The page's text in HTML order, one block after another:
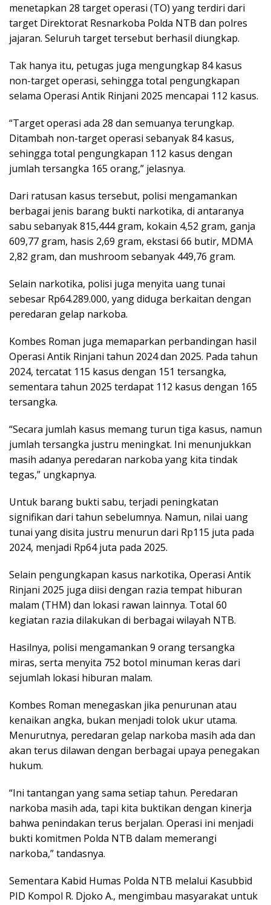
menetapkan 28 target operasi (TO) yang terdiri dari
target Direktorat Resnarkoba Polda NTB dan polres
jajaran. Seluruh target tersebut berhasil diungkap.
Tak hanya itu, petugas juga mengungkap 84 kasus
non-target operasi, sehingga total pengungkapan
selama Operasi Antik Rinjani 2025 mencapai 112 kasus.
“Target operasi ada 28 dan semuanya terungkap.
Ditambah non-target operasi sebanyak 84 kasus,
sehingga total pengungkapan 112 kasus dengan
jumlah tersangka 165 orang,” jelasnya.
Dari ratusan kasus tersebut, polisi mengamankan
berbagai jenis barang bukti narkotika, di antaranya
sabu sebanyak 815,444 gram, kokain 4,52 gram, ganja
609,77 gram, hasis 2,69 gram, ekstasi 66 butir, MDMA
2,82 gram, dan mushroom sebanyak 449,76 gram.
Selain narkotika, polisi juga menyita uang tunai
sebesar Rp64.289.000, yang diduga berkaitan dengan
peredaran gelap narkoba.
Kombes Roman juga memaparkan perbandingan hasil
Operasi Antik Rinjani tahun 2024 dan 2025. Pada tahun
2024, tercatat 115 kasus dengan 151 tersangka,
sementara tahun 2025 terdapat 112 kasus dengan 165
tersangka.
“Secara jumlah kasus memang turun tiga kasus, namun
jumlah tersangka justru meningkat. Ini menunjukkan
masih adanya peredaran narkoba yang kita tindak
tegas,” ungkapnya.
Untuk barang bukti sabu, terjadi peningkatan
signifikan dari tahun sebelumnya. Namun, nilai uang
tunai yang disita justru menurun dari Rp115 juta pada
2024, menjadi Rp64 juta pada 2025.
Selain pengungkapan kasus narkotika, Operasi Antik
Rinjani 2025 juga diisi dengan razia tempat hiburan
malam (THM) dan lokasi rawan lainnya. Total 60
kegiatan razia dilakukan di berbagai wilayah NTB.
Hasilnya, polisi mengamankan 9 orang tersangka
miras, serta menyita 752 botol minuman keras dari
sejumlah lokasi hiburan malam.
Kombes Roman menegaskan jika penurunan atau
kenaikan angka, bukan menjadi tolok ukur utama.
Menurutnya, peredaran gelap narkoba masih ada dan
akan terus dilawan dengan berbagai upaya penegakan
hukum.
“Ini tantangan yang sama setiap tahun. Peredaran
narkoba masih ada, tapi kita buktikan dengan kinerja
bahwa penindakan terus berjalan. Operasi ini menjadi
bukti komitmen Polda NTB dalam memerangi
narkoba,” tandasnya.
Sementara Kabid Humas Polda NTB melalui Kasubbid
PID Kompol R. Djoko A., mengimbau masyarakat untuk